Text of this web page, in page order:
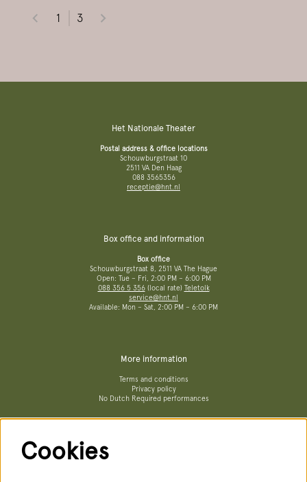
1 3
Het Nationale Theater
Postal address & office locations
Schouwburgstraat 10
2511 VA Den Haag
088 3565356
receptie@hnt.nl
Box office and information
Box office
Schouwburgstraat 8, 2511 VA The Hague
Open: Tue – Fri, 2:00 PM – 6:00 PM
088 356 5 356(local rate) Teletolk
service@hnt.nl
Available: Mon – Sat, 2:00 PM – 6:00 PM
More information
Terms and conditions
Privacy policy
No Dutch Required performances
Cookies